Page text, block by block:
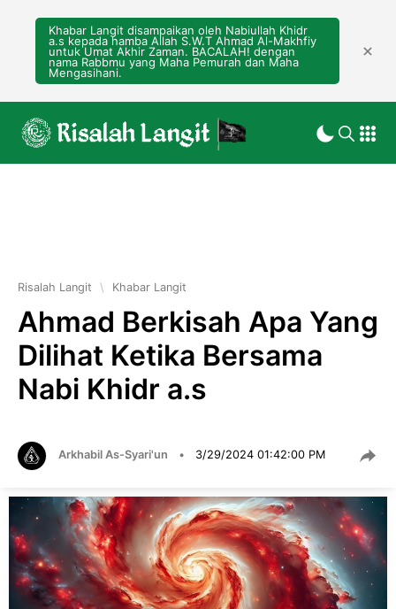
Khabar Langit disampaikan oleh Nabiullah Khidr
a.s kepada hamba Allah S.W.T Ahmad Al-Makhfiy
untuk Umat Akhir Zaman. BACALAH! dengan
nama Rabbmu yang Maha Pemurah dan Maha
Mengasihani.
Risalah Langit \ Khabar Langit
Ahmad Berkisah Apa Yang
Dilihat Ketika Bersama
Nabi Khidr a.s
Arkhabil As-Syari'un • 3/29/2024 01:42:00 PM